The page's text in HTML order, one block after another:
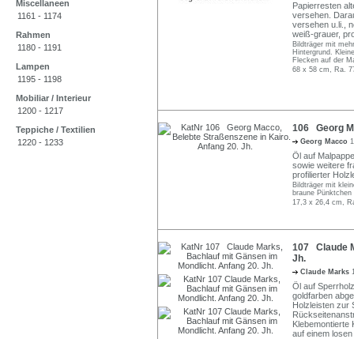
Miscellaneen
1161 - 1174
Rahmen
1180 - 1191
Lampen
1195 - 1198
Mobiliar / Interieur
1200 - 1217
Teppiche / Textilien
1220 - 1233
Papierresten
versehen.
versehen u.li.,
weiß-grauer,
Bildträger mit
Hintergrund.
Flecken auf der
68 x 58 cm, Ra.
106 Georg
Georg Macco
Öl auf
sowie weitere
profilierter
Bildträger mit
braune
17,3 x 26,4 cm,
107 Claude
Jh.
Claude Marks
Öl auf
goldfarben
Holzleisten zur
Klebemontierte
auf einem